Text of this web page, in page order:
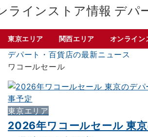
デパ
東京エリア 関西エリア オンライン
デパート・百貨店の最新ニュース
ワコールセール
東京エリア
2026年ワコールセール 東京